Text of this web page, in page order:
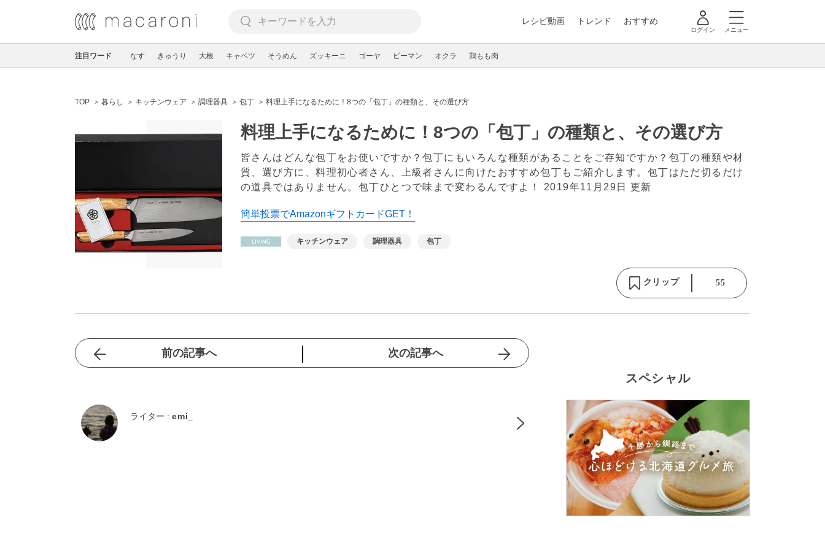
レシピ動画 トレンド おすすめ
ログイン メニュー
注目ワード なす きゅうり 大根 キャベツ そうめん ズッキーニ ゴーヤ ピーマン オクラ 鶏もも肉
TOP 暮らし キッチンウェア 調理器具 包丁 料理上手になるために！8つの「包丁」の種類と、その選び方
料理上手になるために！8つの「包丁」の種類と、その選び方
皆さんはどんな包丁をお使いですか？包丁にもいろんな種類があることをご存知ですか？包丁の種類や材
質、選び方に、料理初心者さん、上級者さんに向けたおすすめ包丁もご紹介します。包丁はただ切るだけ
の道具ではありません。包丁ひとつで味まで変わるんですよ！ 2019年11月29日 更新
簡単投票でAmazonギフトカードGET！
キッチンウェア 調理器具 包丁
クリップ 55
前の記事へ 次の記事へ
ライター : emi_
スペシャル